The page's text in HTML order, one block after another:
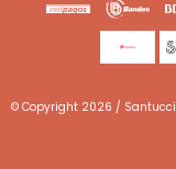
© Copyright 2026 / Santucci